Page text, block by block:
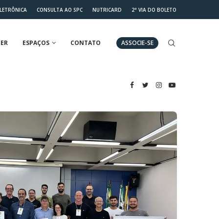
CONSULTA AO SPC NUTRICARD 2ª VIA DO BOLETO
ESPAÇOS CONTATO ASSOCIE-SE